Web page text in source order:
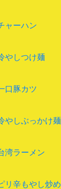
ャーハン
やしつけ麺
口豚カツ
やしぶっかけ麺
湾ラーメン
リ辛もやし炒め